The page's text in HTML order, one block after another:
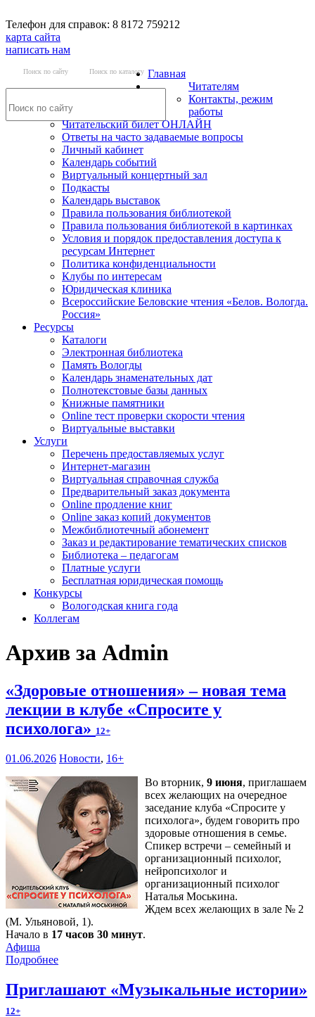
Телефон для справок: 8 8172 759212
карта сайта
написать нам
Поиск по сайту Поиск по каталогу Главная
Читателям
Контакты, режим
работы
Читательский билет ОНЛАЙН
Ответы на часто задаваемые вопросы
Личный кабинет
Календарь событий
Виртуальный концертный зал
Подкасты
Календарь выставок
Правила пользования библиотекой
Правила пользования библиотекой в картинках
Условия и порядок предоставления доступа к
ресурсам Интернет
Политика конфиденциальности
Клубы по интересам
Юридическая клиника
Всероссийские Беловские чтения «Белов. Вологда.
Россия»
Ресурсы
Каталоги
Электронная библиотека
Память Вологды
Календарь знаменательных дат
Полнотекстовые базы данных
Книжные памятники
Online тест проверки скорости чтения
Виртуальные выставки
Услуги
Перечень предоставляемых услуг
Интернет-магазин
Виртуальная справочная служба
Предварительный заказ документа
Online продление книг
Online заказ копий документов
Межбиблиотечный абонемент
Заказ и редактирование тематических списков
Библиотека – педагогам
Платные услуги
Бесплатная юридическая помощь
Конкурсы
Вологодская книга года
Коллегам
Архив за Admin
«Здоровые отношения» – новая тема
лекции в клубе «Спросите у
психолога» 12+
01.06.2026 Новости, 16+
Во вторник, 9 июня, приглашаем
всех желающих на очередное
заседание клуба «Спросите у
психолога», будем говорить про
здоровые отношения в семье.
Спикер встречи – семейный и
организационный психолог,
нейропсихолог и
организационный психолог
Наталья Моськина.
Ждем всех желающих в зале № 2
(М. Ульяновой, 1).
Начало в 17 часов 30 минут.
Афиша
Подробнее
Приглашают «Музыкальные истории»
12+